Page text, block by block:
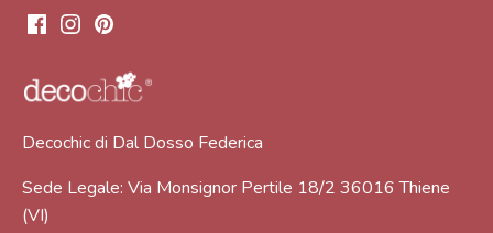
Decochic di Dal Dosso Federica
Sede Legale: Via Monsignor Pertile 18/2 36016 Thiene
(VI)